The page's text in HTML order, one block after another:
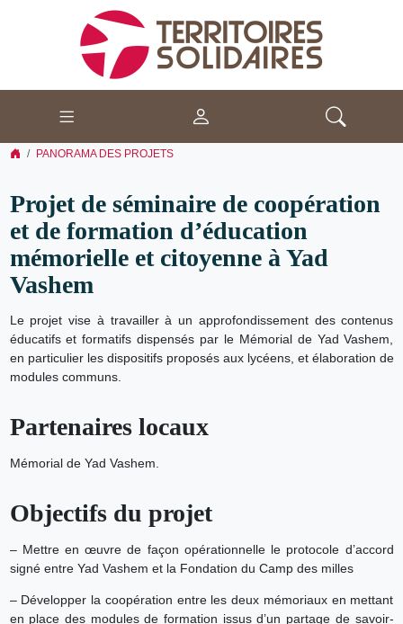
PANORAMA DES PROJETS
Projet de séminaire de coopération
et de formation d’éducation
mémorielle et citoyenne à Yad
Vashem
Le projet vise à travailler à un approfondissement des contenus
éducatifs et formatifs dispensés par le Mémorial de Yad Vashem,
en particulier les dispositifs proposés aux lycéens, et élaboration de
modules communs.
Partenaires locaux
Mémorial de Yad Vashem.
Objectifs du projet
– Mettre en œuvre de façon opérationnelle le protocole d’accord
signé entre Yad Vashem et la Fondation du Camp des milles
– Développer la coopération entre les deux mémoriaux en mettant
en place des modules de formation issus d’un partage de savoir-